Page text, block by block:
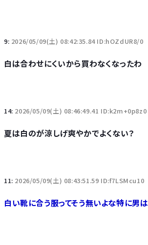
9: 2026/05/09(土) 08:42:35.84 ID:hOZdUR8/0
白は合わせにくいから買わなくなったわ
14: 2026/05/09(土) 08:46:49.41 ID:k2m+0p8z0
夏は白のが涼しげ爽やかでよくない？
11: 2026/05/09(土) 08:43:51.59 ID:f7LSMcu10
白い靴に合う服ってそう無いよな特に男は